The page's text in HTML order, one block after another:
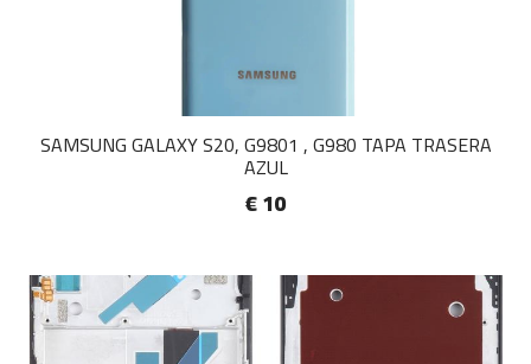
SAMSUNG GALAXY S20, G9801 , G980 TAPA TRASERA
AZUL
€ 10